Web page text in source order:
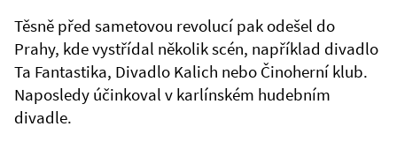
Těsně před sametovou revolucí pak odešel do
Prahy, kde vystřídal několik scén, například divadlo
Ta Fantastika, Divadlo Kalich nebo Činoherní klub.
Naposledy účinkoval v karlínském hudebním
divadle.